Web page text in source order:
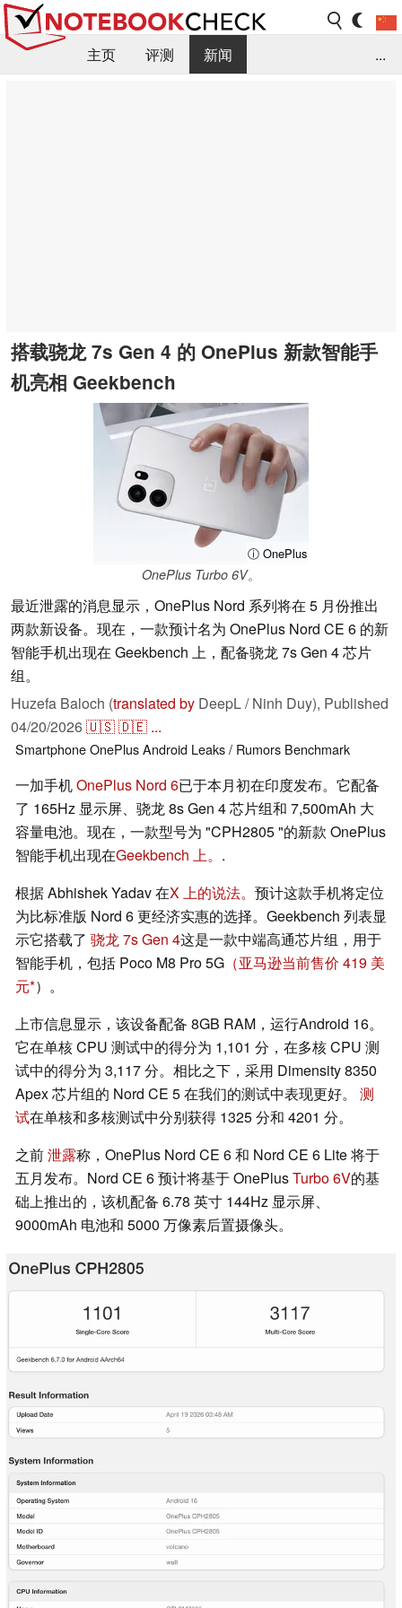
主页 评测
新闻
...
搭载骁龙 7s Gen 4 的 OnePlus 新款智能手
机亮相 Geekbench
ⓘ OnePlus
OnePlus Turbo 6V。
最近泄露的消息显示，OnePlus Nord 系列将在 5 月份推出
两款新设备。现在，一款预计名为 OnePlus Nord CE 6 的新
智能手机出现在 Geekbench 上，配备骁龙 7s Gen 4 芯片
组。
Huzefa Baloch (translated by DeepL / Ninh Duy), Published
04/20/2026🇺🇸🇩🇪 ...
SmartphoneOnePlusAndroid Leaks / Rumors Benchmark
一加手机OnePlus Nord 6已于本月初在印度发布。它配备
了 165Hz 显示屏、骁龙 8s Gen 4 芯片组和 7,500mAh 大
容量电池。现在，一款型号为 "CPH2805 "的新款 OnePlus
智能手机出现在Geekbench 上。 .
根据 Abhishek Yadav 在X 上的说法。 预计这款手机将定位
为比标准版 Nord 6 更经济实惠的选择。Geekbench 列表显
示它搭载了 骁龙 7s Gen 4这是一款中端高通芯片组，用于
智能手机，包括 Poco M8 Pro 5G （亚马逊当前售价 419 美
元 ）。
上市信息显示，该设备配备 8GB RAM，运行Android 16。
它在单核 CPU 测试中的得分为 1,101 分，在多核 CPU 测
试中的得分为 3,117 分。相比之下，采用 Dimensity 8350
Apex 芯片组的 Nord CE 5 在我们的测试中表现更好。 测
试在单核和多核测试中分别获得 1325 分和 4201 分。
之前泄露称，OnePlus Nord CE 6 和 Nord CE 6 Lite 将于
五月发布。Nord CE 6 预计将基于 OnePlusTurbo 6V的基
础上推出的，该机配备 6.78 英寸 144Hz 显示屏、
9000mAh 电池和 5000 万像素后置摄像头。